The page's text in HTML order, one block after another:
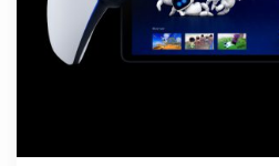
accessoires